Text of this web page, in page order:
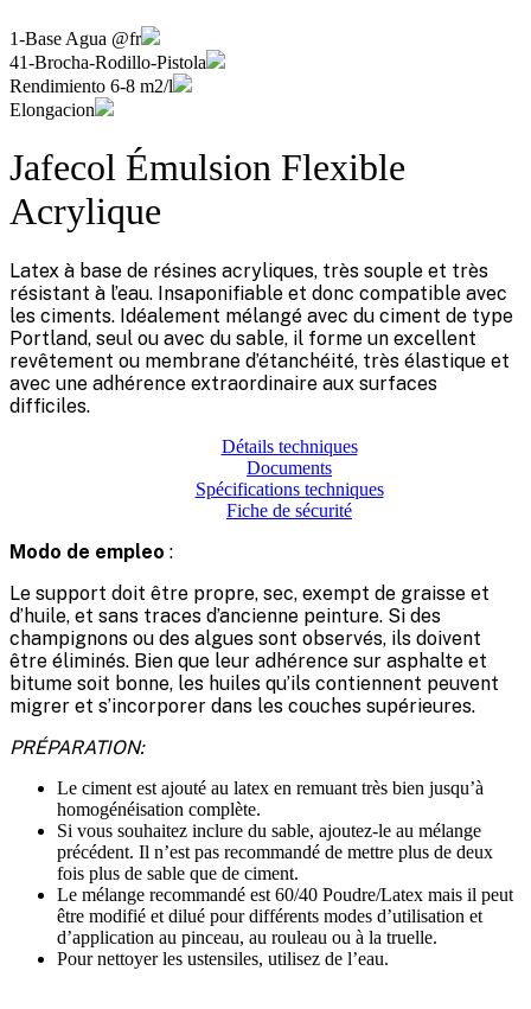
1-Base Agua @fr
41-Brocha-Rodillo-Pistola
Rendimiento 6-8 m2/l
Elongacion
Jafecol Émulsion Flexible
Acrylique
Latex à base de résines acryliques, très souple et très
résistant à l’eau. Insaponifiable et donc compatible avec
les ciments. Idéalement mélangé avec du ciment de type
Portland, seul ou avec du sable, il forme un excellent
revêtement ou membrane d’étanchéité, très élastique et
avec une adhérence extraordinaire aux surfaces
difficiles.
Détails techniques
Documents
Spécifications techniques
Fiche de sécurité
Modo de empleo :
Le support doit être propre, sec, exempt de graisse et
d’huile, et sans traces d’ancienne peinture. Si des
champignons ou des algues sont observés, ils doivent
être éliminés. Bien que leur adhérence sur asphalte et
bitume soit bonne, les huiles qu’ils contiennent peuvent
migrer et s’incorporer dans les couches supérieures.
PRÉPARATION:
Le ciment est ajouté au latex en remuant très bien jusqu’à
homogénéisation complète.
Si vous souhaitez inclure du sable, ajoutez-le au mélange
précédent. Il n’est pas recommandé de mettre plus de deux
fois plus de sable que de ciment.
Le mélange recommandé est 60/40 Poudre/Latex mais il peut
être modifié et dilué pour différents modes d’utilisation et
d’application au pinceau, au rouleau ou à la truelle.
Pour nettoyer les ustensiles, utilisez de l’eau.